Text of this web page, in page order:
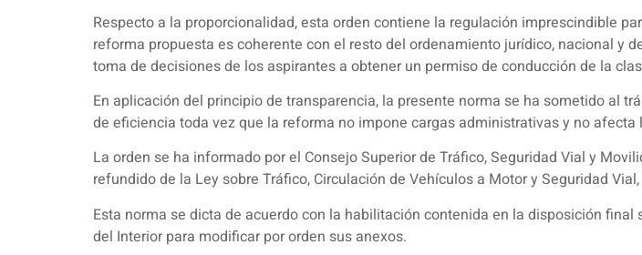
Respecto a la proporcionalidad, esta orden contiene la regulación imprescindible
reforma propuesta es coherente con el resto del ordenamiento jurídico, nacional y
toma de decisiones de los aspirantes a obtener un permiso de conducción de la
En aplicación del principio de transparencia, la presente norma se ha sometido al
de eficiencia toda vez que la reforma no impone cargas administrativas y no
La orden se ha informado por el Consejo Superior de Tráfico, Seguridad Vial y
refundido de la Ley sobre Tráfico, Circulación de Vehículos a Motor y Seguridad
Esta norma se dicta de acuerdo con la habilitación contenida en la disposición
del Interior para modificar por orden sus anexos.